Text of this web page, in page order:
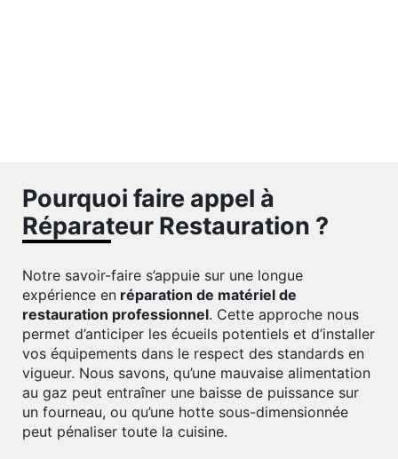
Pourquoi faire appel à
Réparateur Restauration ?
Notre savoir-faire s’appuie sur une longue
expérience en réparation de matériel de
restauration professionnel. Cette approche nous
permet d’anticiper les écueils potentiels et d’installer
vos équipements dans le respect des standards en
vigueur. Nous savons, qu’une mauvaise alimentation
au gaz peut entraîner une baisse de puissance sur
un fourneau, ou qu’une hotte sous-dimensionnée
peut pénaliser toute la cuisine.